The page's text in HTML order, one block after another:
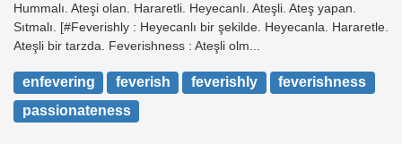
Hummalı. Ateşi olan. Hararetli. Heyecanlı. Ateşli. Ateş yapan.
Sıtmalı. [#Feverishly : Heyecanlı bir şekilde. Heyecanla. Hararetle.
Ateşli bir tarzda. Feverishness : Ateşli olm...
enfevering feverish feverishly
feverishness
passionateness